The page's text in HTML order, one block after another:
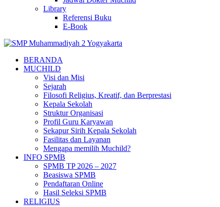
Library
Referensi Buku
E-Book
BERANDA
MUCHILD
Visi dan Misi
Sejarah
Filosofi Religius, Kreatif, dan Berprestasi
Kepala Sekolah
Struktur Organisasi
Profil Guru Karyawan
Sekapur Sirih Kepala Sekolah
Fasilitas dan Layanan
Mengapa memilih Muchild?
INFO SPMB
SPMB TP 2026 – 2027
Beasiswa SPMB
Pendaftaran Online
Hasil Seleksi SPMB
RELIGIUS